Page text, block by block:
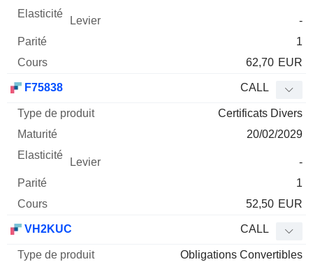
-
1
62,70 EUR
F75838 CALL
Certificats Divers
20/02/2029
-
1
52,50 EUR
VH2KUC CALL
Obligations Convertibles